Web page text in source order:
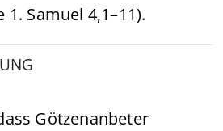
1. Samuel 4,1–11).
Götzenanbeter